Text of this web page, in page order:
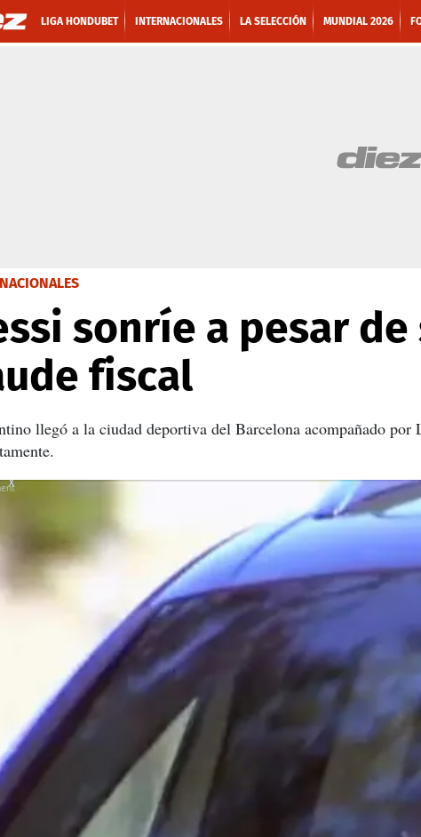
LIGA HONDUBET INTERNACIONALES LA SELECCIÓN MUNDIAL 2026
sonríe a pesar
fiscal
llegó a la ciudad deportiva del Barcelona acompañado por
X